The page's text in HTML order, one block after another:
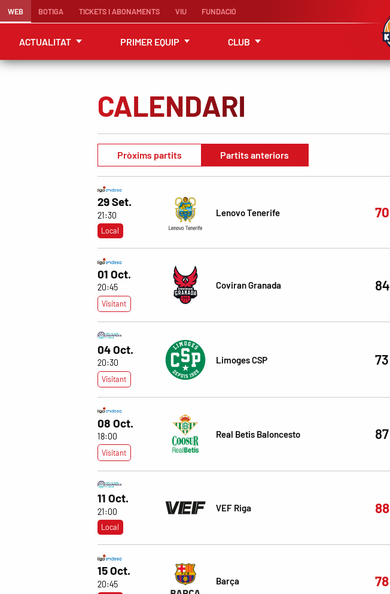
WEB BOTIGA TICKETS I ABONAMENTS VIU FUNDACIÓ
ACTUALITAT PRIMER EQUIP CLUB
CALENDARI
Pròxims partits Partits anteriors
29 Set.
21:30
Local
Lenovo Tenerife 70
01 Oct.
20:45
Visitant
Coviran Granada 84
04 Oct.
20:30
Visitant
Limoges CSP 73
08 Oct.
18:00
Visitant
Real Betis Baloncesto 87
11 Oct.
21:00
Local
VEF Riga 88
15 Oct.
20:45 Barça 78